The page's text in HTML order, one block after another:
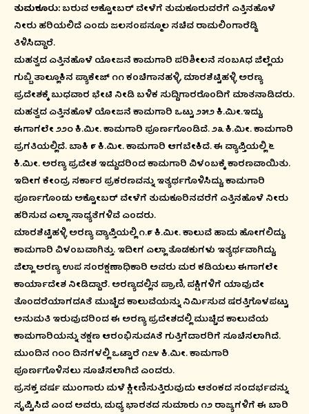
ತುಮಕೂರು:ಬರುವ ಅಕ್ಟೋಬರ್ ವೇಳೆಗೆ ತುಮಕೂರುವರೆಗೆ ಎತ್ತಿನಹೊಳೆ
ನೀರು ಹರಿಯಲಿದೆ ಎಂದು ಜಲಸಂಪನ್ಮೂಲ ಸಚಿವ ರಾಮಲಿಂಗಾರೆಡ್ಡಿ
ತಿಳಿಸಿದ್ದಾರೆ.
ಮಹತ್ವದ ಎತ್ತಿನಹೊಳೆ ಯೋಜನೆ ಕಾಮಗಾರಿ ಪರಿಶೀಲನೆ ಸಂಬAಧ ಜಿಲ್ಲೆಯ
ಗುಬ್ಬಿ ತಾಲ್ಲೂಕಿನ ಪ್ಯಾಕೇಜ್ ೧೧ ಕಂಚಿಗಾನಹಳ್ಳಿ, ಮಾರಶೆಟ್ಟಿಹಳ್ಳಿ ಅರಣ್ಯ
ಪ್ರದೇಶಕ್ಕೆ ಬುಧವಾರ ಭೇಟಿ ನೀಡಿ ಬಳಿಕ ಸುದ್ದಿಗಾರರೊಂದಿಗೆ ಮಾತನಾಡಿದರು.
ಮಹತ್ವದ ಎತ್ತಿನಹೊಳೆ ಯೋಜನೆ ಕಾಮಗಾರಿ ಒಟ್ಟು ೨೫೨ ಕಿ.ಮೀ.ಇದ್ದು,
ಈಗಾಗಲೇ ೨೨೦ ಕಿ.ಮೀ. ಕಾಮಗಾರಿ ಪೂರ್ಣಗೊಂಡಿದೆ. ೨೩ ಕಿ.ಮೀ. ಕಾಮಗಾರಿ
ಪ್ರಗತಿಯಲ್ಲಿದೆ. ಬಾಕಿ ೯ ಕಿ.ಮೀ. ಕಾಮಗಾರಿ ಆಗಬೇಕಿದೆ. ಈ ವ್ಯಾಪ್ತಿಯಲ್ಲಿ ೬
ಕಿ.ಮೀ. ಅರಣ್ಯ ಪ್ರದೇಶ ಇದ್ದುದರಿಂದ ಕಾಮಗಾರಿ ವಿಳಂಬಕ್ಕೆ ಕಾರಣವಾಯಿತು.
ಇದೀಗ ಕೇಂದ್ರ ಸರ್ಕಾರ ಪ್ರಕರಣವನ್ನು ಇತ್ಯರ್ಥಗೊಳಿಸಿದ್ದು, ಕಾಮಗಾರಿ
ಪೂರ್ಣಗೊಂಡು ಅಕ್ಟೋಬರ್ ವೇಳೆಗೆ ತುಮಕೂರಿನವರೆಗೆ ಎತ್ತಿನಹೊಳೆ ನೀರು
ಹರಿಸುವ ಎಲ್ಲಾ ಸಾಧ್ಯತೆಗಳಿವೆ ಎಂದರು.
ಮಾರಶೆಟ್ಟಿಹಳ್ಳಿ ಅರಣ್ಯ ವ್ಯಾಪ್ತಿಯಲ್ಲಿ ೧.೯ ಕಿ.ಮೀ. ಕಾಲುವೆ ಹಾದು ಹೋಗಲಿದ್ದು,
ಕಾಮಗಾರಿ ವಿಳಂಬವಾಗಿತ್ತು. ಇದೀಗ ಎಲ್ಲಾ ತೊಡಕುಗಳು ಇತ್ಯರ್ಥವಾಗಿದ್ದು,
ಜಿಲ್ಲಾ ಅರಣ್ಯ ಉಪ ಸಂರಕ್ಷಣಾಧಿಕಾರಿ ಅವರು ಮರ ಕಡಿಯಲು ಈಗಾಗಲೇ
ಕಾರ್ಯಾದೇಶ ನೀಡಿದ್ದಾರೆ. ಅರಣ್ಯದಲ್ಲಿನ ಪ್ರಾಣಿ, ಪಕ್ಷಿಗಳಿಗೆ ಯಾವುದೇ
ತೊಂದರೆಯಾಗದAತೆ ಮುಚ್ಚಿದ ಕಾಲುವೆಯನ್ನು ನಿರ್ಮಿಸುವ ಷರತ್ತಿಗೊಳಪಟ್ಟು
ಅನುಮತಿ ಇರುವುದರಿಂದ ಈ ಅರಣ್ಯ ಪ್ರದೇಶದಲ್ಲಿ ಮುಚ್ಚಿದ ಕಾಲುವೆಯ
ಕಾಮಗಾರಿಯನ್ನು ತಕ್ಷಣ ಆರಂಭಿಸುವAತೆ ಗುತ್ತಿಗೆದಾರರಿಗೆ ಸೂಚಿಸಲಾಗಿದೆ.
ಮುಂದಿನ ೧೦೦ ದಿನಗಳಲ್ಲಿ ಒಟ್ಟಾರೆ ೧೭೪ ಕಿ.ಮೀ. ಕಾಮಗಾರಿ
ಪೂರ್ಣಗೊಳಿಸಲು ಸೂಚಿಸಲಾಗಿದೆ ಎಂದರು.
ಪ್ರಸಕ್ತ ವರ್ಷ ಮುಂಗಾರು ಮಳೆ ಕ್ಷೀಣಿಸುತ್ತಿರುವುದು ಆತಂಕದ ಸಂದರ್ಭವನ್ನು
ಸೃಷ್ಟಿಸಿದೆ ಎಂದ ಅವರು, ಮಧ್ಯ ಭಾರತದ ಸುಮಾರು ೧೨ ರಾಜ್ಯಗಳಿಗೆ ಈ ಬಾರಿ